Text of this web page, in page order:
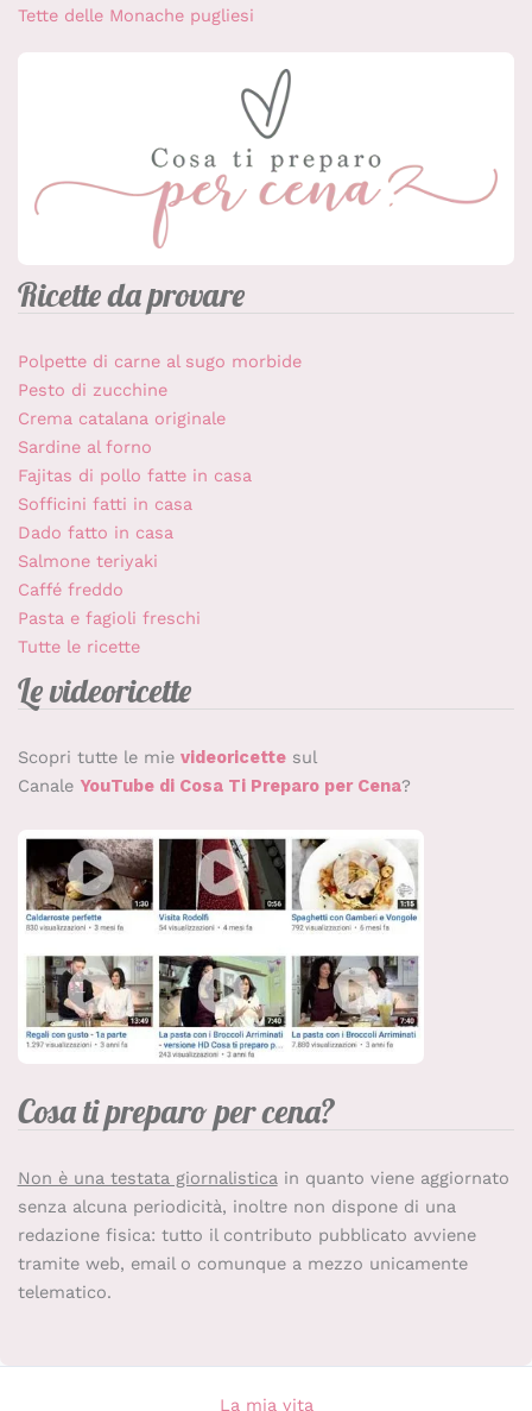
Tette delle Monache pugliesi
Ricette da provare
Polpette di carne al sugo morbide
Pesto di zucchine
Crema catalana originale
Sardine al forno
Fajitas di pollo fatte in casa
Sofficini fatti in casa
Dado fatto in casa
Salmone teriyaki
Caffé freddo
Pasta e fagioli freschi
Tutte le ricette
Le videoricette
Scopri tutte le mie videoricettesul
Canale YouTube di Cosa Ti Preparo per Cena?
Cosa ti preparo per cena?
Non è una testata giornalisticain quanto viene aggiornato
senza alcuna periodicità, inoltre non dispone di una
redazione fisica: tutto il contributo pubblicato avviene
tramite web, email o comunque a mezzo unicamente
telematico.
La mia vita